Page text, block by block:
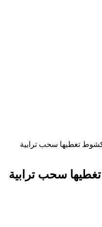
تغطيها سحب ترابية
سحب ترابية